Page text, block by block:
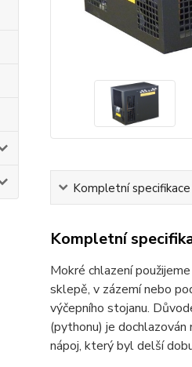
Kompletní specifikace
Kompletní
Mokré chlazení
sklepě, v zázemí nebo
výčepního stojanu.
(pythonu) je
nápoj, který byl delší